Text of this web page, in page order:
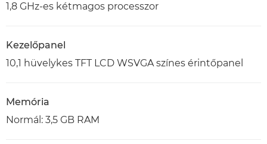
1,8 GHz-es kétmagos processzor
Kezelőpanel
10,1 hüvelykes TFT LCD WSVGA színes érintőpanel
Memória
Normál: 3,5 GB RAM